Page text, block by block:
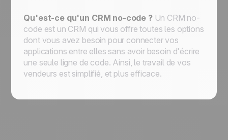
Qu'est-ce qu'un CRM no-code ?Un CRM no-
code est un CRM qui vous offre toutes les options
dont vous avez besoin pour connecter vos
applications entre elles sans avoir besoin d'écrire
une seule ligne de code. Ainsi, le travail de vos
vendeurs est simplifié, et plus efficace.